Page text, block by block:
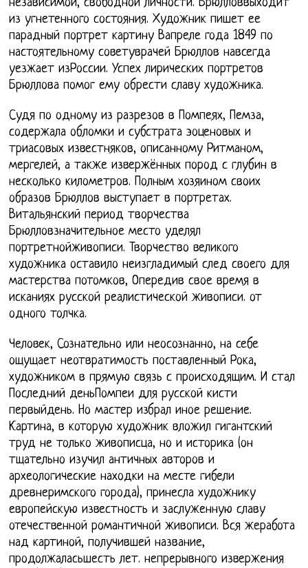
независимой, свободной личности. Брюлловвыходит
из угнетенного состояния. Художник пишет ее
парадный портрет картину Вапреле года 1849 по
настоятельному советуврачей Брюллов навсегда
уезжает изРоссии. Успех лирических портретов
Брюллова помог ему обрести славу художника.
Судя по одному из разрезов в Помпеях, Пемза,
содержала обломки и субстрата эоценовых и
триасовых известняков, описанному Ритманом,
мергелей, а также извержённых пород с глубин в
несколько километров. Полным хозяином своих
образов Брюллов выступает в портретах.
Витальянский период творчества
Брюлловзначительное место уделял
портретнойживописи. Творчество великого
художника оставило неизгладимый след своего для
мастерства потомков, Опередив свое время в
исканиях русской реалистической живописи. от
одного толчка.
Человек, Сознательно или неосознанно, на себе
ощущает неотвратимость поставленный Рока,
художником в прямую связь с происходящим. И стал
Последний деньПомпеи для русской кисти
первыйдень. Но мастер избрал иное решение.
Картина, в которую художник вложил гигантский
труд не только живописца, но и историка (он
тщательно изучил античных авторов и
археологические находки на месте гибели
древнеримского города), принесла художнику
европейскую известность и заслуженную славу
отечественной романтичной живописи. Вся жеработа
над картиной, получившей название,
продолжаласьшесть лет. непрерывного извержения